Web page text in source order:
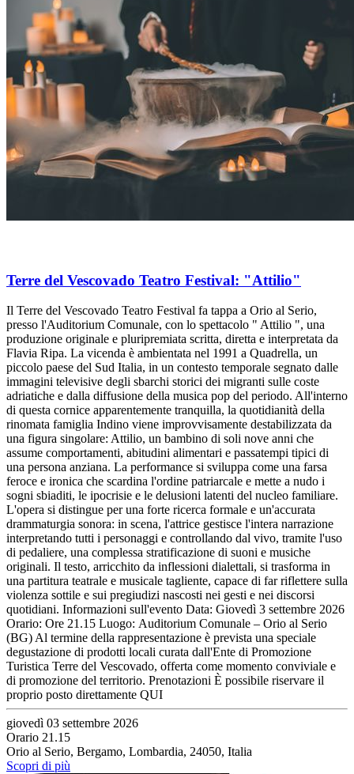
Terre del Vescovado Teatro Festival: "Attilio"
Il Terre del Vescovado Teatro Festival fa tappa a Orio al Serio,
presso l'Auditorium Comunale, con lo spettacolo " Attilio ", una
produzione originale e pluripremiata scritta, diretta e interpretata da
Flavia Ripa. La vicenda è ambientata nel 1991 a Quadrella, un
piccolo paese del Sud Italia, in un contesto temporale segnato dalle
immagini televisive degli sbarchi storici dei migranti sulle coste
adriatiche e dalla diffusione della musica pop del periodo. All'interno
di questa cornice apparentemente tranquilla, la quotidianità della
rinomata famiglia Indino viene improvvisamente destabilizzata da
una figura singolare: Attilio, un bambino di soli nove anni che
assume comportamenti, abitudini alimentari e passatempi tipici di
una persona anziana. La performance si sviluppa come una farsa
feroce e ironica che scardina l'ordine patriarcale e mette a nudo i
sogni sbiaditi, le ipocrisie e le delusioni latenti del nucleo familiare.
L'opera si distingue per una forte ricerca formale e un'accurata
drammaturgia sonora: in scena, l'attrice gestisce l'intera narrazione
interpretando tutti i personaggi e controllando dal vivo, tramite l'uso
di pedaliere, una complessa stratificazione di suoni e musiche
originali. Il testo, arricchito da inflessioni dialettali, si trasforma in
una partitura teatrale e musicale tagliente, capace di far riflettere sulla
violenza sottile e sui pregiudizi nascosti nei gesti e nei discorsi
quotidiani. Informazioni sull'evento Data: Giovedì 3 settembre 2026
Orario: Ore 21.15 Luogo: Auditorium Comunale – Orio al Serio
(BG) Al termine della rappresentazione è prevista una speciale
degustazione di prodotti locali curata dall'Ente di Promozione
Turistica Terre del Vescovado, offerta come momento conviviale e
di promozione del territorio. Prenotazioni È possibile riservare il
proprio posto direttamente QUI
giovedì 03 settembre 2026
Orario 21.15
Orio al Serio, Bergamo, Lombardia, 24050, Italia
Scopri di più